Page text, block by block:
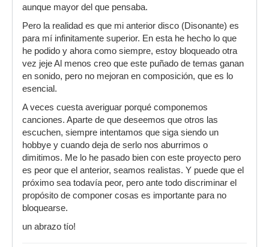
aunque mayor del que pensaba.
Pero la realidad es que mi anterior disco (Disonante) es
para mí infinitamente superior. En esta he hecho lo que
he podido y ahora como siempre, estoy bloqueado otra
vez jeje Al menos creo que este puñado de temas ganan
en sonido, pero no mejoran en composición, que es lo
esencial.
A veces cuesta averiguar porqué componemos
canciones. Aparte de que deseemos que otros las
escuchen, siempre intentamos que siga siendo un
hobbye y cuando deja de serlo nos aburrimos o
dimitimos. Me lo he pasado bien con este proyecto pero
es peor que el anterior, seamos realistas. Y puede que el
próximo sea todavía peor, pero ante todo discriminar el
propósito de componer cosas es importante para no
bloquearse.
un abrazo tío!